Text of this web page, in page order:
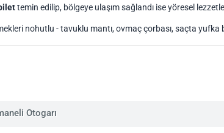
temin edilip, bölgeye ulaşım sağlandı ise yöresel
nohutlu - tavuklu mantı, ovmaç çorbası, saçta yufka
Otogarı